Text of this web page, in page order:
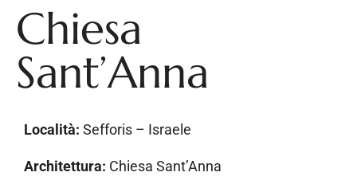
Chiesa
Sant’Anna
Località: Sefforis – Israele
Architettura: Chiesa Sant’Anna